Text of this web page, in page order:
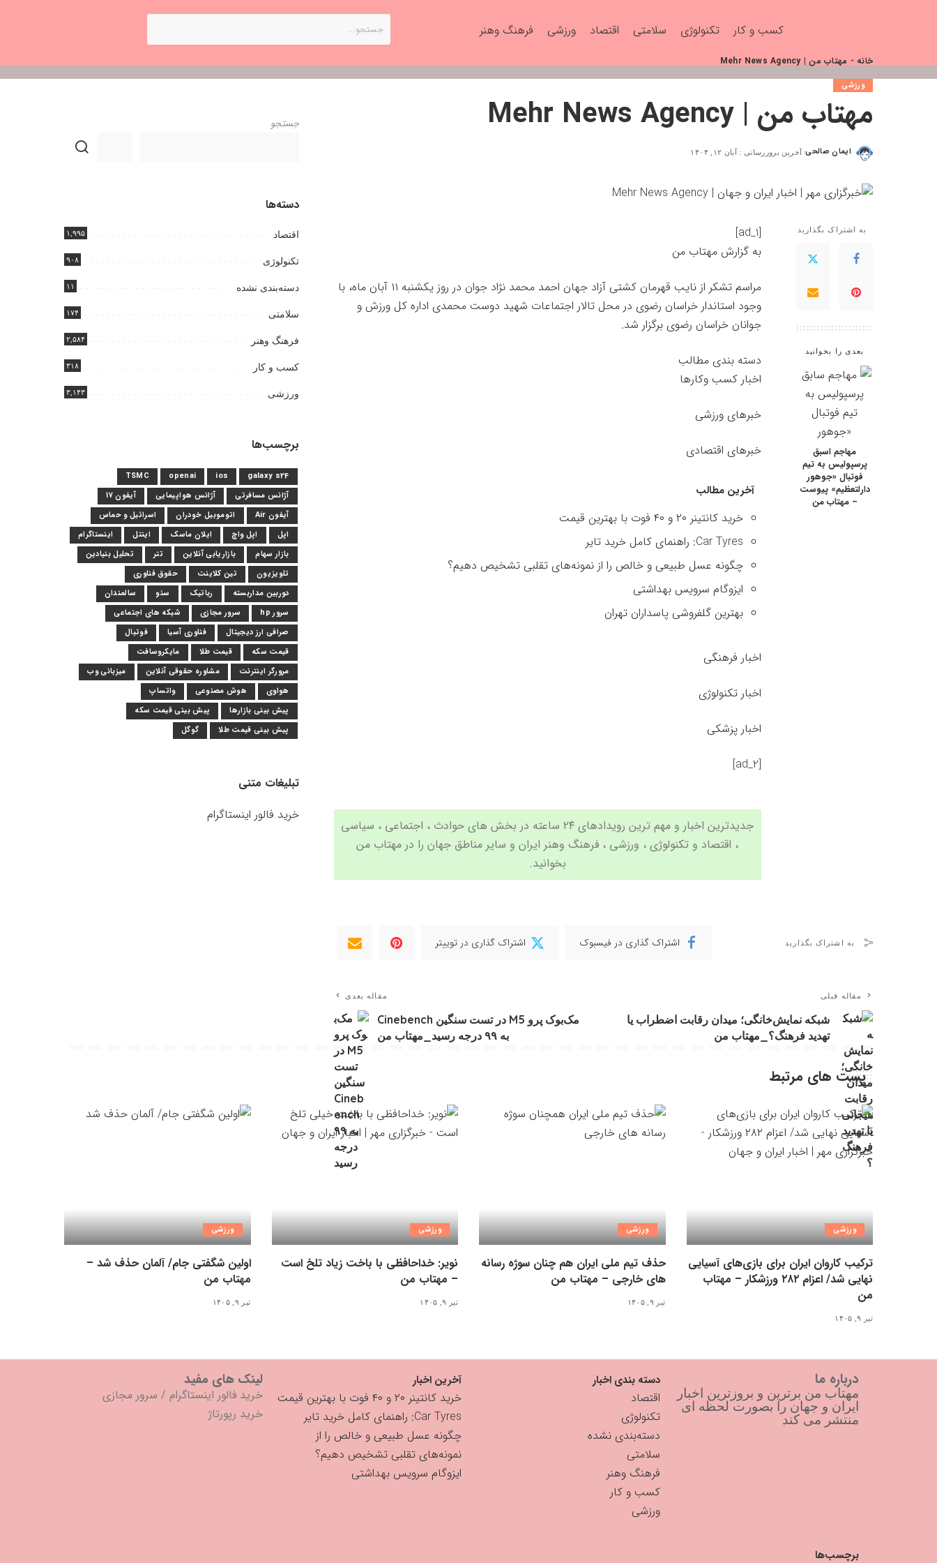
کسب و کار تکنولوژی سلامتی اقتصاد ورزشی فرهنگ وهنر
خانه - مهتاب من | Mehr News Agency
ورزشی
مهتاب من | Mehr News Agency
ایمان صالحی آخرین بروزرسانی : آبان ۱۲, ۱۴۰۴
به اشتراک بگذارید
بعدی را بخوانید
مهاجم اسبق
پرسپولیس به تیم
فوتبال «جوهور
دارلتعظیم» پیوست
– مهتاب من
[ad_1]
به گزارش مهتاب من
مراسم تشکر از نایب قهرمان کشتی آزاد جهان احمد محمد نژاد جوان در روز یکشنبه ۱۱ آبان ماه، با
وجود استاندار خراسان رضوی در محل تالار اجتماعات شهید دوست محمدی اداره کل ورزش و
جوانان خراسان رضوی برگزار شد.
دسته بندی مطالب
اخبار کسب وکارها
خبرهای ورزشی
خبرهای اقتصادی
آخرین مطالب
خرید کانتینر ۲۰ و ۴۰ فوت با بهترین قیمت
Car Tyres: راهنمای کامل خرید تایر
چگونه عسل طبیعی و خالص را از نمونه‌های تقلبی تشخیص دهیم؟
ایزوگام سرویس بهداشتی
بهترین گلفروشی پاسداران تهران
اخبار فرهنگی
اخبار تکنولوژی
اخبار پزشکی
[ad_2]
جدیدترین اخبار و مهم ترین رویدادهای ۲۴ ساعته در بخش های حوادث ، اجتماعی ، سیاسی
، اقتصادو تکنولوژی، ورزشی ، فرهنگ وهنرایران و سایر مناطق جهان را در مهتاب من
بخوانید.
به اشتراک بگذارید اشتراک گذاری در فیسبوک اشتراک گذاری در توییتر
مقاله قبلی
شبکه نمایش‌خانگی؛ میدان رقابت اضطراب یا
تهدید فرهنگ؟_مهتاب من
مقاله بعدی
مک‌بوک پرو M5 در تست سنگین Cinebench
به ۹۹ درجه رسید_مهتاب من
جستجو
دسته‌ها
اقتصاد ۱,۹۹۵
تکنولوژی ۹۰۸
دسته‌بندی نشده ۱۱
سلامتی ۱۷۴
فرهنگ وهنر ۲,۵۸۴
کسب و کار ۳۱۸
ورزشی ۳,۱۴۳
برچسب‌ها
galaxy s24
ios
openai
TSMC
آژانس مسافرتی
آژانس هواپیمایی
آیفون 17
آیفون Air
اتوموبیل خودران
اسرائیل و حماس
اپل
اپل واچ ایلان ماسک اینتل
اینستاگرام
بازار سهام
بازاریابی آنلاین تتر
تحلیل بنیادین
تلویزیون
تین کلاینت
حقوق فناوری
دوربین مداربسته
رباتیک سئو
سالمندان
سرور hp
سرور مجازی
شبکه های اجتماعی
صرافی ارز دیجیتال
فناوری آسیا
فوتبال
قیمت سکه
قیمت طلا
مایکروسافت
مرورگر اینترنت
مشاوره حقوقی آنلاین
میزبانی وب
هواوی
هوش مصنوعی
واتساپ
پیش بینی بازارها
پیش بینی قیمت سکه
پیش بینی قیمت طلا
گوگل
تبلیغات متنی
خرید فالور اینستاگرام
پست های مرتبط
ورزشی
ترکیب کاروان ایران برای بازی‌های آسیایی
نهایی شد/ اعزام ۲۸۲ ورزشکار – مهتاب
من
تیر ۹, ۱۴۰۵
ورزشی
حذف تیم ملی ایران هم چنان سوژه رسانه
های خارجی – مهتاب من
تیر ۹, ۱۴۰۵
ورزشی
نویر: خداحافظی با باخت زیاد تلخ است
– مهتاب من
تیر ۹, ۱۴۰۵
ورزشی
اولین شگفتی جام/ آلمان حذف شد –
مهتاب من
تیر ۹, ۱۴۰۵
درباره ما
مهتاب من برترین و بروزترین اخبار
ایران و جهان را بصورت لحظه ای
منتشر می کند
دسته بندی اخبار
اقتصاد
تکنولوژی
دسته‌بندی نشده
سلامتی
فرهنگ وهنر
کسب و کار
ورزشی
آخرین اخبار
خرید کانتینر ۲۰ و ۴۰ فوت با بهترین قیمت
Car Tyres: راهنمای کامل خرید تایر
چگونه عسل طبیعی و خالص را از
نمونه‌های تقلبی تشخیص دهیم؟
ایزوگام سرویس بهداشتی
لینک های مفید
خرید فالور اینستاگرام / سرور مجازی
خرید رپورتاژ
برچسب‌ها